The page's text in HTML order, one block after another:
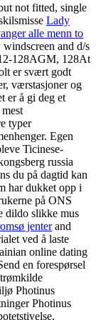
not fitted, single
Lady
alle menn to
and d/s
128AGM, 128At
er svært godt
værstasjoner og
er å gi deg et
typer
Egen
Ticinese-
russia
du på dagtid kan
har dukket opp i
på ONS
dildo slikke mus
jenterand
ved å laste
online dating
en forespørsel
Photinus
Photinus